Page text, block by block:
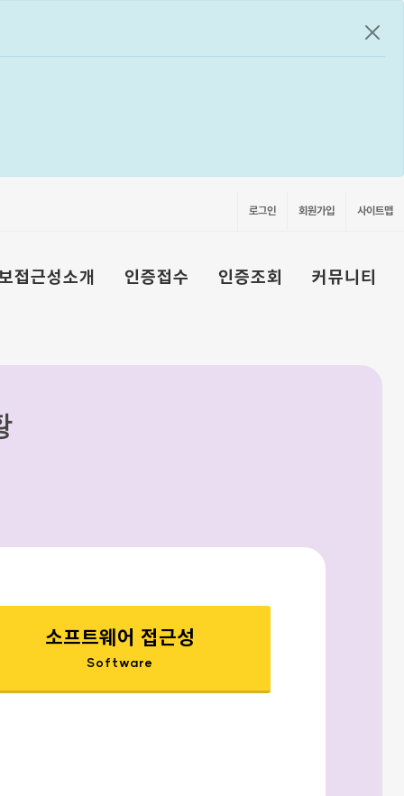
공지
로그인 회원가입 사이트맵
접근성소개 인증접수 인증조회 커뮤니티
소프트웨어 접근성
Software